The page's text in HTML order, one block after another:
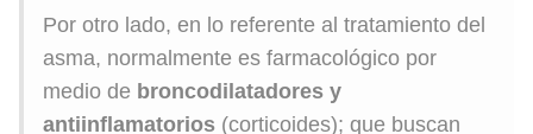
Por otro lado, en lo referente al tratamiento del
asma, normalmente es farmacológico por
medio de broncodilatadores y
antiinflamatorios (corticoides); que buscan